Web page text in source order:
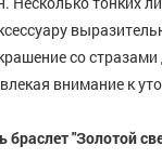
со
внимание к
"Золотой